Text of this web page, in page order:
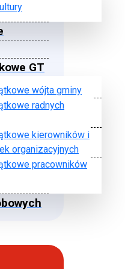
GT
wójta gminy
radnych
kierowników i
organizacyjnych
pracowników